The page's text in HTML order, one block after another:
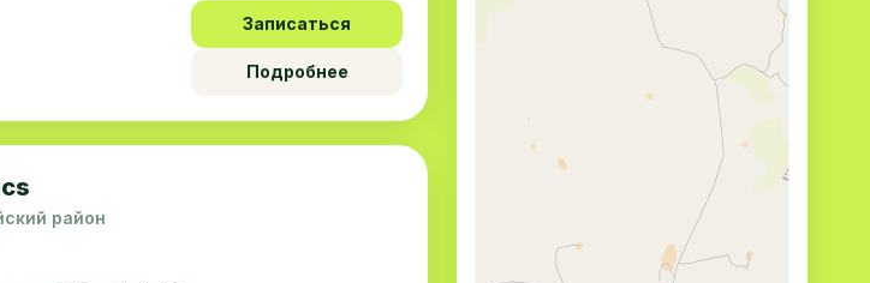
Записаться
Подробнее
район